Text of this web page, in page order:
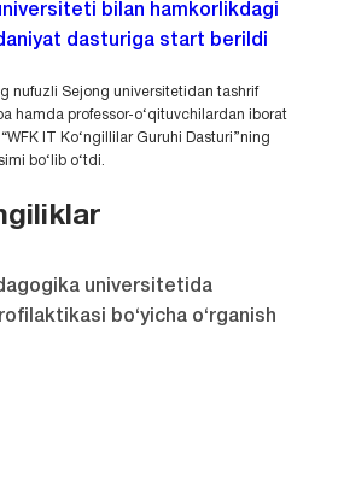
bilan hamkorlikdagi
dasturiga start berildi
nufuzli Sejong universitetidan tashrif
hamda professor-o‘qituvchilardan iborat
IT Ko‘ngillilar Guruhi Dasturi”ning
bo‘lib o‘tdi.
universitetida
bo‘yicha o‘rganish